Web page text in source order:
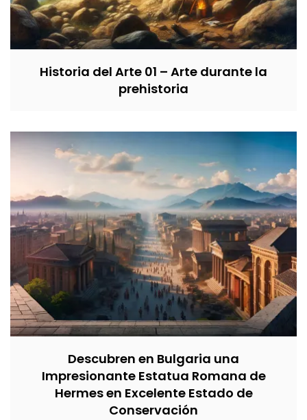
Historia del Arte 01 – Arte durante la
prehistoria
Descubren en Bulgaria una
Impresionante Estatua Romana de
Hermes en Excelente Estado de
Conservación